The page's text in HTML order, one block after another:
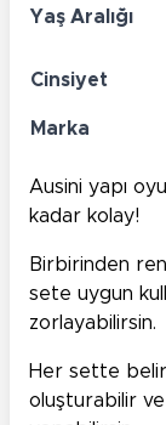
Yaş Aralığı
Cinsiyet
Marka
Ausini yapı
kadar kolay!
Birbirinden
sete uygun
zorlayabilirsin.
Her sette
oluşturabilir